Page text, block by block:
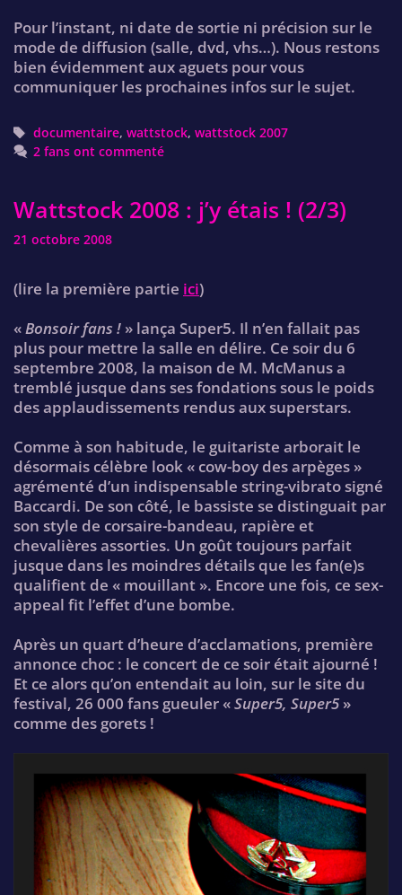
Pour l’instant, ni date de sortie ni précision sur le
mode de diffusion (salle, dvd, vhs…). Nous restons
bien évidemment aux aguets pour vous
communiquer les prochaines infos sur le sujet.
Tags
documentaire, wattstock, wattstock 2007
2 fans ont commenté
Wattstock 2008 : j’y étais ! (2/3)
21 octobre 2008
(lire la première partie ici)
«Bonsoir fans ! » lança Super5. Il n’en fallait pas
plus pour mettre la salle en délire. Ce soir du 6
septembre 2008, la maison de M. McManus a
tremblé jusque dans ses fondations sous le poids
des applaudissements rendus aux superstars.
Comme à son habitude, le guitariste arborait le
désormais célèbre look « cow-boy des arpèges »
agrémenté d’un indispensable string-vibrato signé
Baccardi. De son côté, le bassiste se distinguait par
son style de corsaire-bandeau, rapière et
chevalières assorties. Un goût toujours parfait
jusque dans les moindres détails que les fan(e)s
qualifient de « mouillant ». Encore une fois, ce sex-
appeal fit l’effet d’une bombe.
Après un quart d’heure d’acclamations, première
annonce choc : le concert de ce soir était ajourné !
Et ce alors qu’on entendait au loin, sur le site du
festival, 26 000 fans gueuler «Super5, Super5 »
comme des gorets !